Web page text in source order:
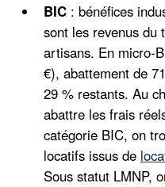
BIC : bénéfices
sont les revenus du
artisans. En micro-
€), abattement de
29 % restants. Au
abattre les frais
catégorie BIC, on
locatifs issus de
Sous statut LMNP,